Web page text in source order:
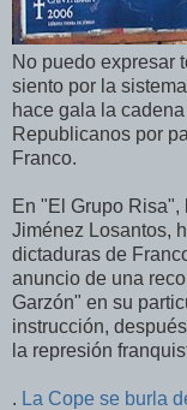
No puedo expresar
siento por la
hace gala la
Republicanos por
Franco.
En "El Grupo
Jiménez Losantos,
dictaduras de
anuncio de una
Garzón" en su
instrucción,
la represión
. La Cope se burla